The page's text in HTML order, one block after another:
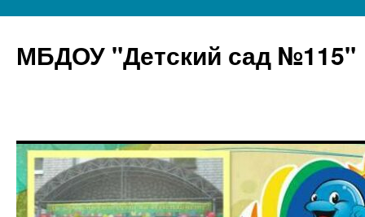
МБДОУ "Детский сад №115"